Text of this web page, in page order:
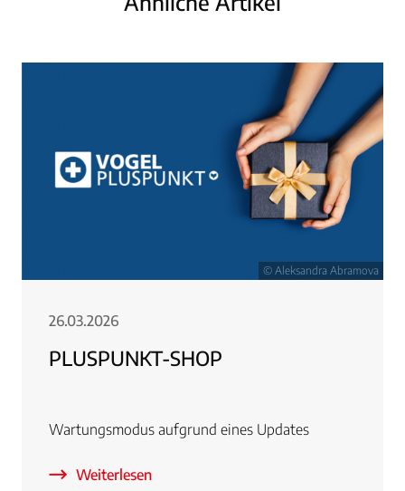
© Aleksandra Abramova
26.03.2026
PLUSPUNKT-SHOP
Wartungsmodus aufgrund eines Updates
Weiterlesen